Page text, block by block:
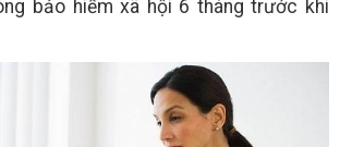
bảo hiểm xã hội 6 tháng trước khi